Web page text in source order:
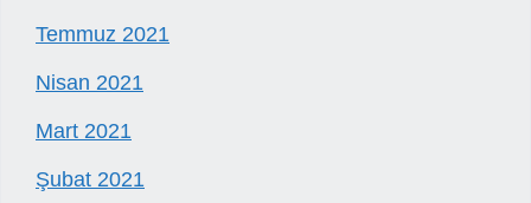
Temmuz 2021
Nisan 2021
Mart 2021
Şubat 2021